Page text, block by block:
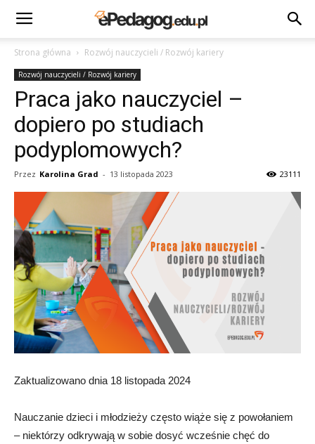
Strona główna Rozwój nauczycieli / Rozwój kariery
Rozwój nauczycieli / Rozwój kariery
Praca jako nauczyciel –
dopiero po studiach
podyplomowych?
Przez Karolina Grad - 13 listopada 2023 23111
Zaktualizowano dnia 18 listopada 2024
Nauczanie dzieci i młodzieży często wiąże się z powołaniem
– niektórzy odkrywają w sobie dosyć wcześnie chęć do